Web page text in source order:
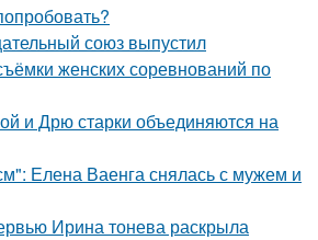
союз выпустил
женских соревнований по
и Дрю старки объединяются на
Елена Ваенга снялась с мужем и
Ирина тонева раскрыла